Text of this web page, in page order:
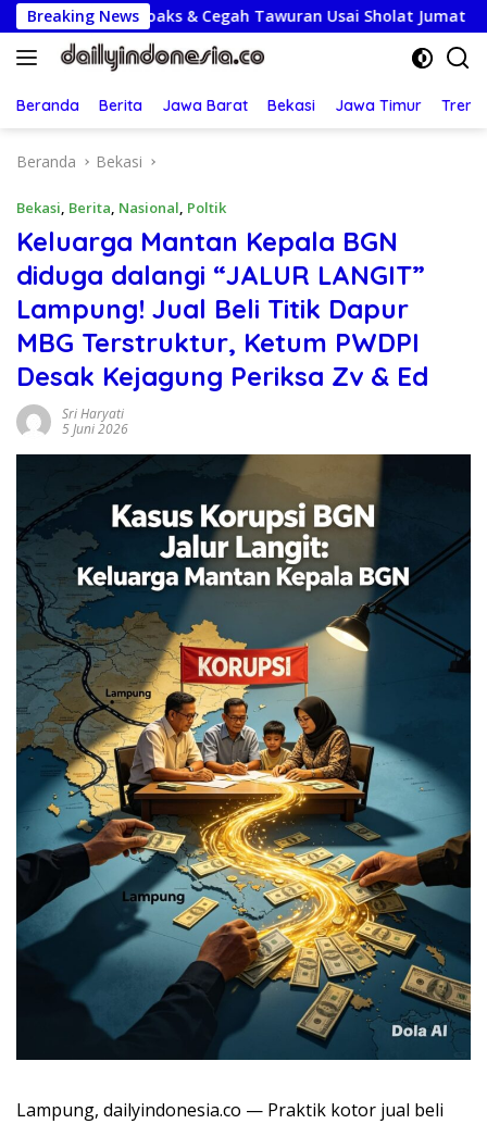
Langsung
ke
konten
Breaking News
& Cegah Tawuran Usai Sholat Jumat Lepas
Beranda Berita Jawa Barat Bekasi Jawa Timur
Beranda Bekasi
Bekasi, Berita, Nasional, Poltik
Keluarga Mantan Kepala BGN
diduga dalangi “JALUR LANGIT”
Lampung! Jual Beli Titik Dapur
MBG Terstruktur, Ketum PWDPI
Desak Kejagung Periksa Zv & Ed
Sri Haryati
5 Juni 2026
Lampung, dailyindonesia.co — Praktik kotor jual beli